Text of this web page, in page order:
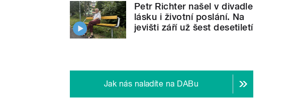
Petr Richter našel v divadle
lásku i životní poslání. Na
jevišti září už šest desetiletí
Jak nás naladíte na DABu